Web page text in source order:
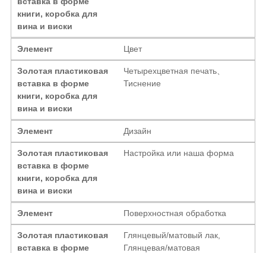
книги, коробка для
вина и виски
Элемент Цвет
Золотая пластиковая
вставка в форме
книги, коробка для
вина и виски
Четырехцветная печать、
Тиснение
Элемент Дизайн
Золотая пластиковая
вставка в форме
книги, коробка для
вина и виски
Настройка или наша форма
Элемент Поверхностная обработка
Золотая пластиковая
вставка в форме
Глянцевый/матовый лак,
Глянцевая/матовая